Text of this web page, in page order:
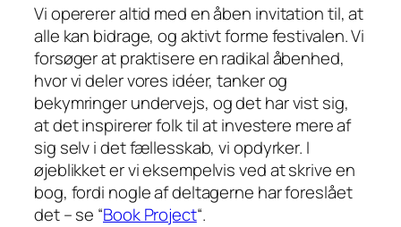
Vi opererer altid med en åben invitation til, at
alle kan bidrage, og aktivt forme festivalen. Vi
forsøger at praktisere en radikal åbenhed,
hvor vi deler vores idéer, tanker og
bekymringer undervejs, og det har vist sig,
at det inspirerer folk til at investere mere af
sig selv i det fællesskab, vi opdyrker. I
øjeblikket er vi eksempelvis ved at skrive en
bog, fordi nogle af deltagerne har foreslået
det – se “Book Project“.